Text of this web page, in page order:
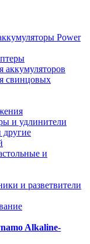
Power
аккумуляторов
свинцовых
и удлинители
и
и разветвители
Alkaline-